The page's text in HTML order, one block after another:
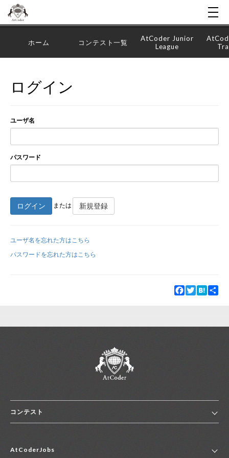
新規登録
ホーム コンテスト一覧
AtCoder Junior
League
ログイン
ユーザ名
パスワード
ログイン または 新規登録
ユーザ名を忘れた方はこちら
パスワードを忘れた方はこちら
Facebook
TwitterHatena
コンテスト
コンテスト一覧
AtCoderJobs